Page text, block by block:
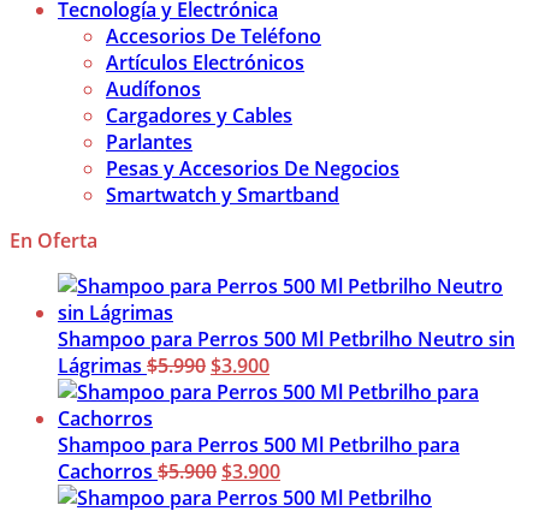
Tecnología y Electrónica
Accesorios De Teléfono
Artículos Electrónicos
Audífonos
Cargadores y Cables
Parlantes
Pesas y Accesorios De Negocios
Smartwatch y Smartband
En Oferta
Shampoo para Perros 500 Ml Petbrilho Neutro sin
Lágrimas $5.990El
precio
era:
$5.990.
$3.900El
precio
es:
$3.900.
Shampoo para Perros 500 Ml Petbrilho para
Cachorros $5.900El
precio
$3.900El
precio